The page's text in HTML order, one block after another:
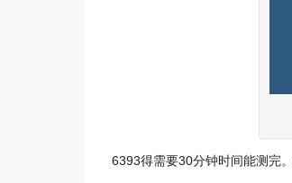
6393得需要30分钟时间能测完